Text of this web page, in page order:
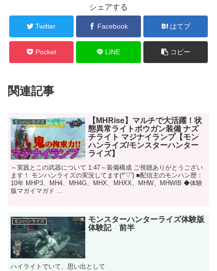
シェアする
Twitter Facebook はてブ
Pocket LINE コピー
関連記事
モンハンライズ
【MHRise】マルチで大活躍！状
態異常ライトボウガン装備 ナズ
チライト マジナイランプ【モン
ハンライズ/モンスターハンター
ライズ】
～実践とこの武器について 1:47～装備構成 ご視聴ありがとうござい
ます！ モンハンライズの実況してます(*'▽') ■配信主のモンハン歴：
10年 MHP3、MH4、MH4G、MHX、MHXX、MHW、MHWIB ◆体験
版マガイマガド ...
モンハンライズ
モンスターハンターライズ体験版
体験記 前半
ハイライトでいて、思い出として